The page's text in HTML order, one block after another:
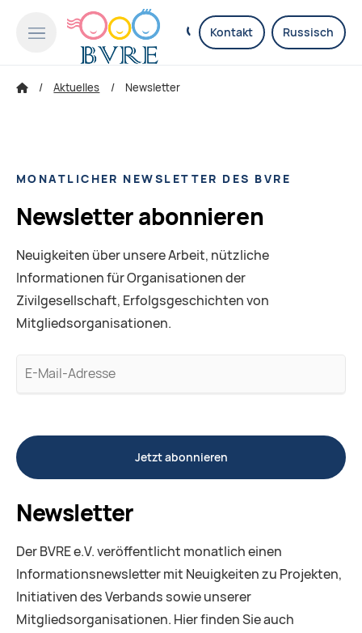
Kontakt Russisch
Aktuelles Newsletter
MONATLICHER NEWSLETTER DES BVRE
Newsletter abonnieren
Neuigkeiten über unsere Arbeit, nützliche
Informationen für Organisationen der
Zivilgesellschaft, Erfolgsgeschichten von
Mitgliedsorganisationen.
E-
Jetzt abonnieren
Newsletter
Der BVRE e.V. veröffentlicht monatlich einen
Informationsnewsletter mit Neuigkeiten zu Projekten,
Initiativen des Verbands sowie unserer
Mitgliedsorganisationen. Hier finden Sie auch